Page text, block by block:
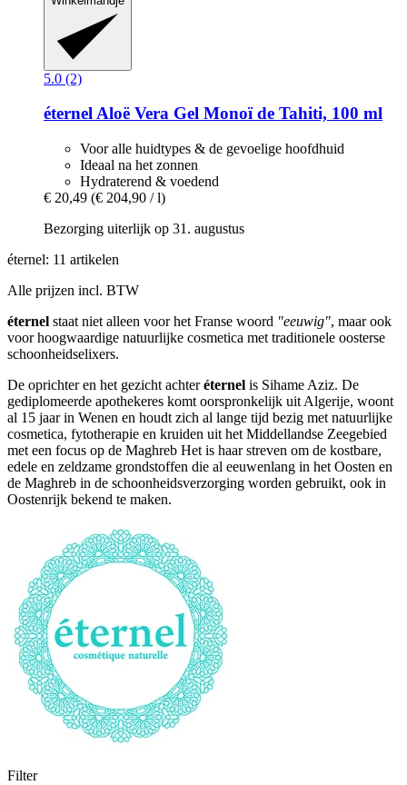
5.0 (2)
éternelAloë Vera Gel Monoï de Tahiti, 100 ml
Voor alle huidtypes & de gevoelige hoofdhuid
Ideaal na het zonnen
Hydraterend & voedend
€ 20,49 (€ 204,90 / l)
Bezorging uiterlijk op 31. augustus
éternel: 11 artikelen
Alle prijzen incl. BTW
éternel staat niet alleen voor het Franse woord "eeuwig", maar ook
voor hoogwaardige natuurlijke cosmetica met traditionele oosterse
schoonheidselixers.
De oprichter en het gezicht achteréternel is Sihame Aziz. De
gediplomeerde apothekeres komt oorspronkelijk uit Algerije, woont
al 15 jaar in Wenen en houdt zich al lange tijd bezig met natuurlijke
cosmetica, fytotherapie en kruiden uit het Middellandse Zeegebied
met een focus op de Maghreb Het is haar streven om de kostbare,
edele en zeldzame grondstoffen die al eeuwenlang in het Oosten en
de Maghreb in de schoonheidsverzorging worden gebruikt, ook in
Oostenrijk bekend te maken.
Filter